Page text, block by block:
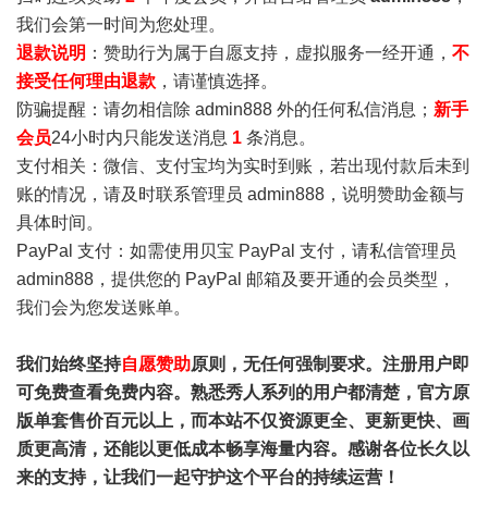
我们会第一时间为您处理。
退款说明 ：赞助行为属于自愿支持，虚拟服务一经开通， 不
接受任何理由退款 ，请谨慎选择。
防骗提醒：请勿相信除 admin888 外的任何私信消息； 新手
会员24小时内只能发送消息 1 条消息。
支付相关：微信、支付宝均为实时到账，若出现付款后未到
账的情况，请及时联系管理员 admin888，说明赞助金额与
具体时间。
PayPal 支付：如需使用贝宝 PayPal 支付，请私信管理员
admin888，提供您的 PayPal 邮箱及要开通的会员类型，
我们会为您发送账单。
我们始终坚持自愿赞助原则，无任何强制要求。注册用户即
可免费查看免费内容。熟悉秀人系列的用户都清楚，官方原
版单套售价百元以上，而本站不仅资源更全、更新更快、画
质更高清，还能以更低成本畅享海量内容。感谢各位长久以
来的支持，让我们一起守护这个平台的持续运营！